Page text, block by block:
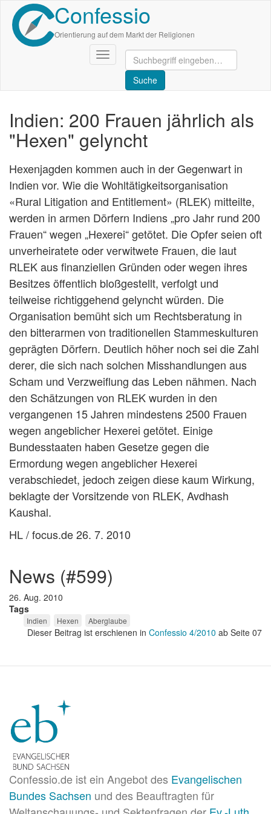
Direkt
zum
Inhalt
Confessio
Orientierung auf dem Markt der Religionen
Navigation
aktivieren/deaktivieren
Indien: 200 Frauen jährlich als
"Hexen" gelyncht
Hexenjagden kommen auch in der Gegenwart in
Indien vor. Wie die Wohltätigkeitsorganisation
«Rural Litigation and Entitlement» (RLEK) mitteilte,
werden in armen Dörfern Indiens „pro Jahr rund 200
Frauen“ wegen „Hexerei“ getötet. Die Opfer seien oft
unverheiratete oder verwitwete Frauen, die laut
RLEK aus finanziellen Gründen oder wegen ihres
Besitzes öffentlich bloßgestellt, verfolgt und
teilweise richtiggehend gelyncht würden. Die
Organisation bemüht sich um Rechtsberatung in
den bitterarmen von traditionellen Stammeskulturen
geprägten Dörfern. Deutlich höher noch sei die Zahl
derer, die sich nach solchen Misshandlungen aus
Scham und Verzweiflung das Leben nähmen. Nach
den Schätzungen von RLEK wurden in den
vergangenen 15 Jahren mindestens 2500 Frauen
wegen angeblicher Hexerei getötet. Einige
Bundesstaaten haben Gesetze gegen die
Ermordung wegen angeblicher Hexerei
verabschiedet, jedoch zeigen diese kaum Wirkung,
beklagte der Vorsitzende von RLEK, Avdhash
Kaushal.
HL / focus.de 26. 7. 2010
news (#599)
26. Aug. 2010
Tags
Indien Hexen Aberglaube
Dieser Beitrag ist erschienen in Confessio 4/2010 ab Seite 07
Confessio.de ist ein Angebot des Evangelischen
Bundes Sachsen und des Beauftragten für